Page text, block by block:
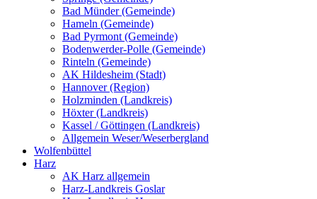
Bad Münder (Gemeinde)
Hameln (Gemeinde)
Bad Pyrmont (Gemeinde)
Bodenwerder-Polle (Gemeinde)
Rinteln (Gemeinde)
AK Hildesheim (Stadt)
Hannover (Region)
Holzminden (Landkreis)
Höxter (Landkreis)
Kassel / Göttingen (Landkreis)
Allgemein Weser/Weserbergland
Wolfenbüttel
Harz
AK Harz allgemein
Harz-Landkreis Goslar